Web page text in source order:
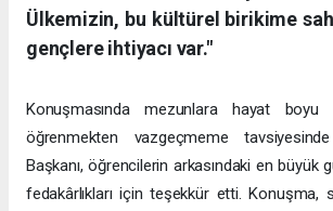
Ülkemizin, bu kültürel birikime
gençlere ihtiyacı var."
Konuşmasında mezunlara hayat boyu
öğrenmekten vazgeçmeme
Başkanı, öğrencilerin arkasındaki en büyük
fedakârlıkları için teşekkür etti. Konuşma,